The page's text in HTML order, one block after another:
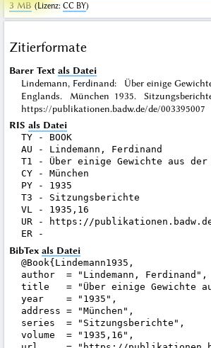
3 MB (Lizenz: CC BY)
Zitierformate
Barer Text als Datei
Lindemann, Ferdinand: Über einige
Englands. München 1935.
https://publikationen.badw.de/de/003395007
RIS als Datei
TY - BOOK
AU - Lindemann, Ferdinand
T1 - Über einige Gewichte aus der
CY - München
PY - 1935
T3 - Sitzungsberichte
VL - 1935,16
UR - https://
BibTex als Datei
@Book{Lindemann1935,
author  = "Lindemann, Ferdinand",
title   = "Über einige Gewichte
year    = "1935",
address = "München",
series  = "Sitzungsberichte",
volume  = "1935,16",